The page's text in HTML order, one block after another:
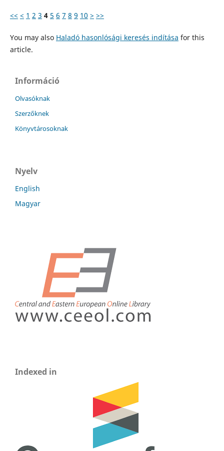
<< < 1 2 3 4 5 6 7 8 9 10 > >>
You may also Haladó hasonlósági keresés indítása for this
article.
Információ
Olvasóknak
Szerzőknek
Könyvtárosoknak
Nyelv
English
Magyar
Indexed in